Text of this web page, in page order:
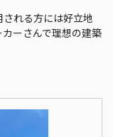
れる方には好立地
ーさんで理想の建築